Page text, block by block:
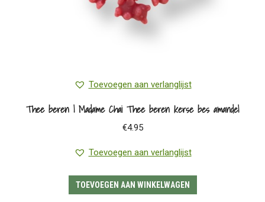
Toevoegen aan verlanglijst
Thee beren | Madame Chai Thee beren kerse bes amandel
€4.95
Toevoegen aan verlanglijst
TOEVOEGEN AAN WINKELWAGEN